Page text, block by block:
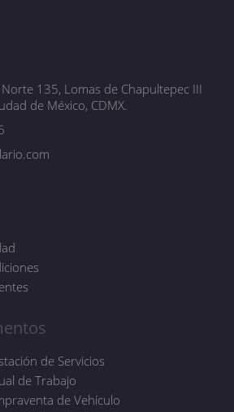
135, Lomas de Chapultepec III
de México, CDMX.
de Servicios
de Trabajo
de Vehículo